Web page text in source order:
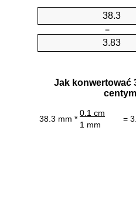
=
Jak konwertować
38.3 mm *
0.1 cm
=
1 mm